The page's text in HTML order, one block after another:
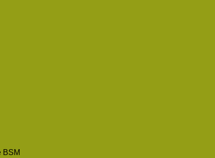
BSM